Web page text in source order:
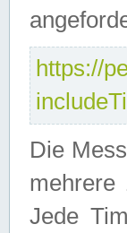
https://
Die
mehrere
Jede